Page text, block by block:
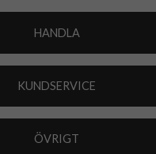
HANDLA
KUNDSERVICE
ÖVRIGT